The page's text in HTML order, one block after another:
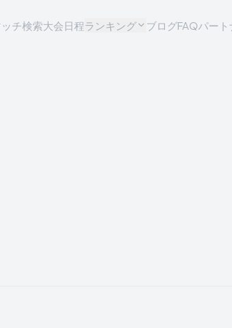
チ検索大会日程ランキング ブログFAQパー